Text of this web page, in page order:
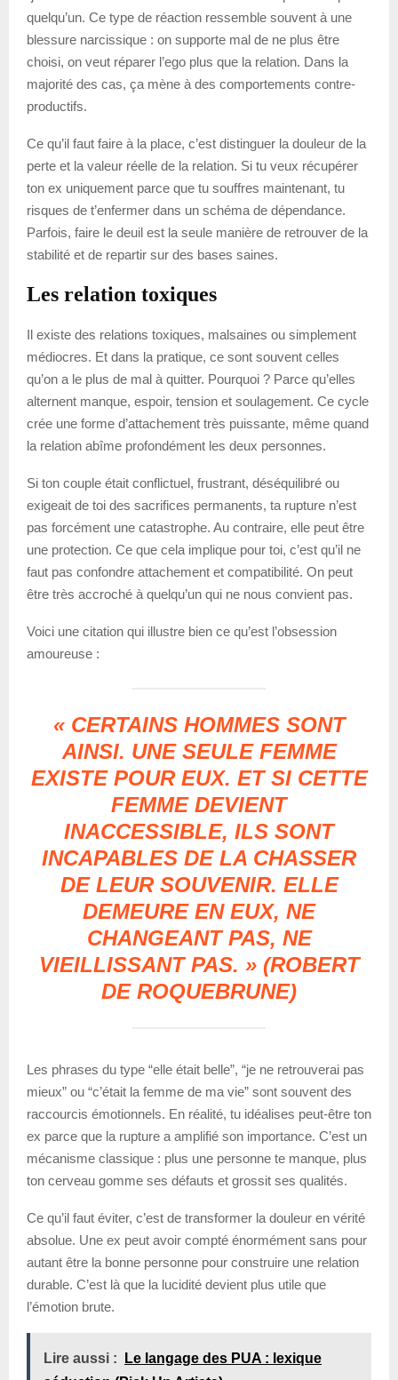
quelqu’un. Ce type de réaction ressemble souvent à une
blessure narcissique : on supporte mal de ne plus être
choisi, on veut réparer l’ego plus que la relation. Dans la
majorité des cas, ça mène à des comportements contre-
productifs.
Ce qu’il faut faire à la place, c’est distinguer la douleur de la
perte et la valeur réelle de la relation. Si tu veux récupérer
ton ex uniquement parce que tu souffres maintenant, tu
risques de t’enfermer dans un schéma de dépendance.
Parfois, faire le deuil est la seule manière de retrouver de la
stabilité et de repartir sur des bases saines.
Les relation toxiques
Il existe des relations toxiques, malsaines ou simplement
médiocres. Et dans la pratique, ce sont souvent celles
qu’on a le plus de mal à quitter. Pourquoi ? Parce qu’elles
alternent manque, espoir, tension et soulagement. Ce cycle
crée une forme d’attachement très puissante, même quand
la relation abîme profondément les deux personnes.
Si ton couple était conflictuel, frustrant, déséquilibré ou
exigeait de toi des sacrifices permanents, ta rupture n’est
pas forcément une catastrophe. Au contraire, elle peut être
une protection. Ce que cela implique pour toi, c’est qu’il ne
faut pas confondre attachement et compatibilité. On peut
être très accroché à quelqu’un qui ne nous convient pas.
Voici une citation qui illustre bien ce qu’est l’obsession
amoureuse :
« CERTAINS HOMMES SONT
AINSI. UNE SEULE FEMME
EXISTE POUR EUX. ET SI CETTE
FEMME DEVIENT
INACCESSIBLE, ILS SONT
INCAPABLES DE LA CHASSER
DE LEUR SOUVENIR. ELLE
DEMEURE EN EUX, NE
CHANGEANT PAS, NE
VIEILLISSANT PAS. » (ROBERT
DE ROQUEBRUNE)
Les phrases du type “elle était belle”, “je ne retrouverai pas
mieux” ou “c’était la femme de ma vie” sont souvent des
raccourcis émotionnels. En réalité, tu idéalises peut-être ton
ex parce que la rupture a amplifié son importance. C’est un
mécanisme classique : plus une personne te manque, plus
ton cerveau gomme ses défauts et grossit ses qualités.
Ce qu’il faut éviter, c’est de transformer la douleur en vérité
absolue. Une ex peut avoir compté énormément sans pour
autant être la bonne personne pour construire une relation
durable. C’est là que la lucidité devient plus utile que
l’émotion brute.
Lire aussi :
Le langage des PUA : lexique